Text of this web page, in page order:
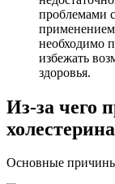
проблемами
необходимо
избежать
здоровья.
Из-за чего
Основные причины